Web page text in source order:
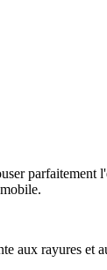
parfaitement
aux rayures et